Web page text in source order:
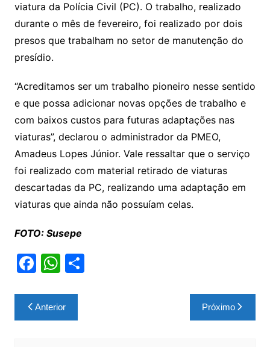
viatura da Polícia Civil (PC). O trabalho, realizado
durante o mês de fevereiro, foi realizado por dois
presos que trabalham no setor de manutenção do
presídio.
“Acreditamos ser um trabalho pioneiro nesse sentido
e que possa adicionar novas opções de trabalho e
com baixos custos para futuras adaptações nas
viaturas”, declarou o administrador da PMEO,
Amadeus Lopes Júnior. Vale ressaltar que o serviço
foi realizado com material retirado de viaturas
descartadas da PC, realizando uma adaptação em
viaturas que ainda não possuíam celas.
FOTO: Susepe
F
c
e
W
at
s
S
Navegação
de
Anterior Próximo